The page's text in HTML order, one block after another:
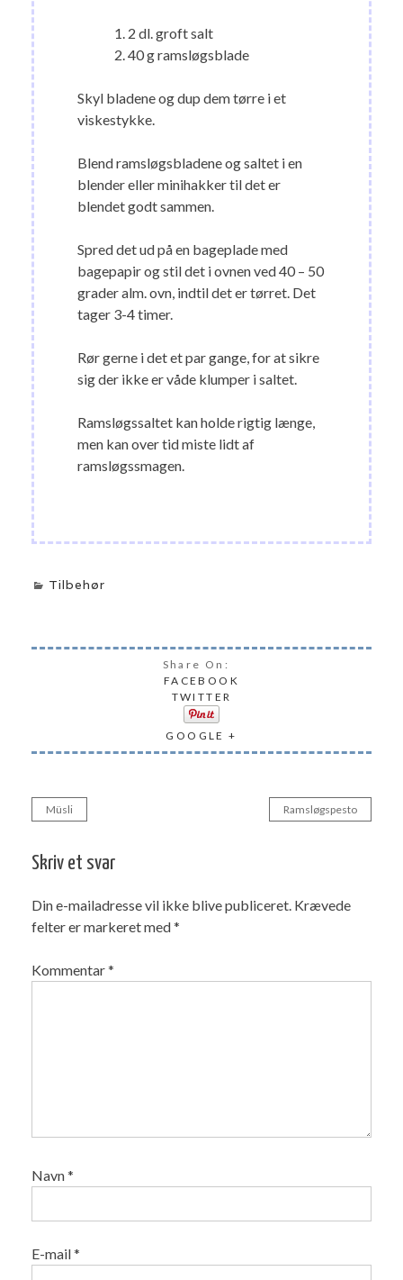
2 dl. groft salt
40 g ramsløgsblade
Skyl bladene og dup dem tørre i et
viskestykke.
Blend ramsløgsbladene og saltet i en
blender eller minihakker til det er
blendet godt sammen.
Spred det ud på en bageplade med
bagepapir og stil det i ovnen ved 40 – 50
grader alm. ovn, indtil det er tørret. Det
tager 3-4 timer.
Rør gerne i det et par gange, for at sikre
sig der ikke er våde klumper i saltet.
Ramsløgssaltet kan holde rigtig længe,
men kan over tid miste lidt af
ramsløgssmagen.
Tilbehør
Share On:
FACEBOOK
TWITTER
GOOGLE +
Indlægsnavigation
Müsli Ramsløgspesto
Skriv et svar
Din e-mailadresse vil ikke blive publiceret. Krævede
felter er markeret med*
Kommentar*
Navn*
E-mail*